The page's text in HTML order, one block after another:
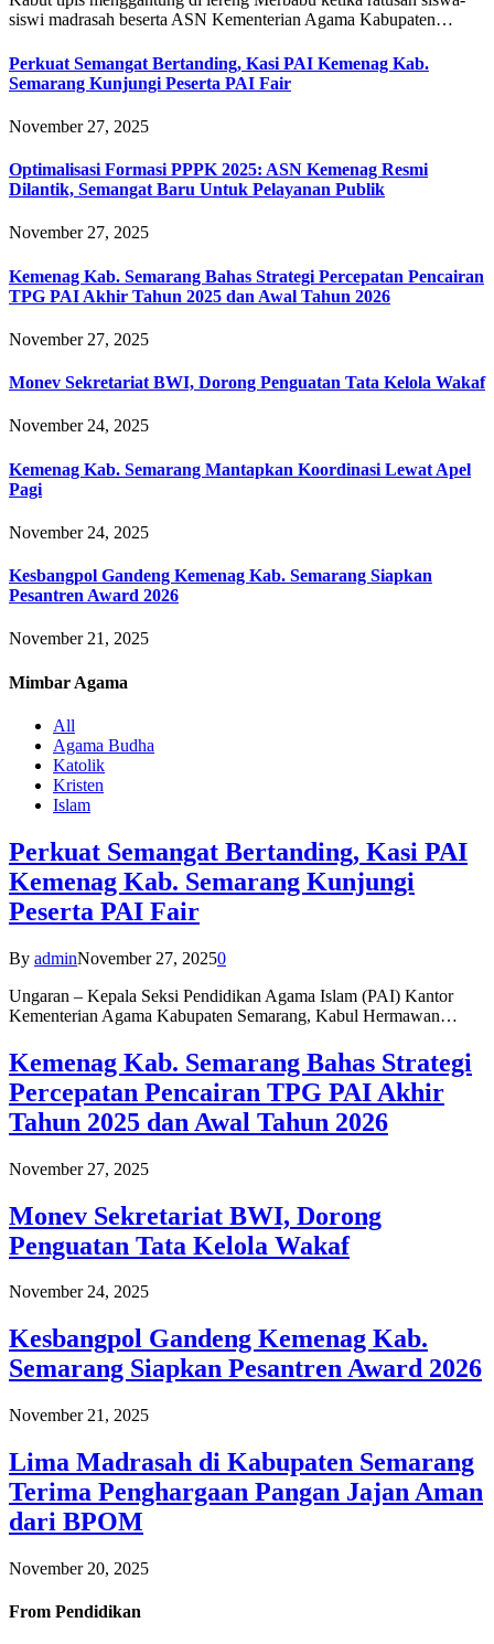
siswi madrasah beserta ASN Kementerian Agama Kabupaten…
Perkuat Semangat Bertanding, Kasi PAI Kemenag Kab.
Semarang Kunjungi Peserta PAI Fair
November 27, 2025
Optimalisasi Formasi PPPK 2025: ASN Kemenag Resmi
Dilantik, Semangat Baru Untuk Pelayanan Publik
November 27, 2025
Kemenag Kab. Semarang Bahas Strategi Percepatan Pencairan
TPG PAI Akhir Tahun 2025 dan Awal Tahun 2026
November 27, 2025
Monev Sekretariat BWI, Dorong Penguatan Tata Kelola Wakaf
November 24, 2025
Kemenag Kab. Semarang Mantapkan Koordinasi Lewat Apel
Pagi
November 24, 2025
Kesbangpol Gandeng Kemenag Kab. Semarang Siapkan
Pesantren Award 2026
November 21, 2025
Mimbar Agama
All
Agama Budha
Katolik
Kristen
Islam
Perkuat Semangat Bertanding, Kasi PAI
Kemenag Kab. Semarang Kunjungi
Peserta PAI Fair
By adminNovember 27, 20250
Ungaran – Kepala Seksi Pendidikan Agama Islam (PAI) Kantor
Kementerian Agama Kabupaten Semarang, Kabul Hermawan…
Kemenag Kab. Semarang Bahas Strategi
Percepatan Pencairan TPG PAI Akhir
Tahun 2025 dan Awal Tahun 2026
November 27, 2025
Monev Sekretariat BWI, Dorong
Penguatan Tata Kelola Wakaf
November 24, 2025
Kesbangpol Gandeng Kemenag Kab.
Semarang Siapkan Pesantren Award 2026
November 21, 2025
Lima Madrasah di Kabupaten Semarang
Terima Penghargaan Pangan Jajan Aman
dari BPOM
November 20, 2025
From Pendidikan